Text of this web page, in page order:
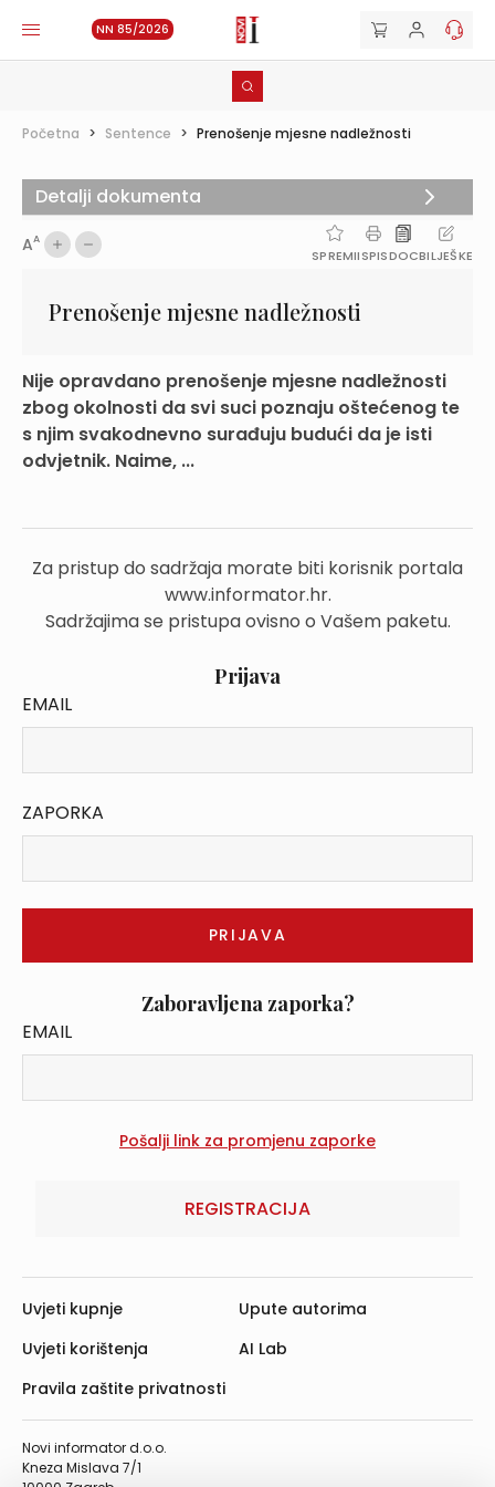
NN 85/2026
Početna > Sentence > Prenošenje mjesne nadležnosti
AA
SPREMIISPISDOCBILJEŠKE
Prenošenje mjesne nadležnosti
Nije opravdano prenošenje mjesne nadležnosti
zbog okolnosti da svi suci poznaju oštećenog te
s njim svakodnevno surađuju budući da je isti
odvjetnik. Naime, ...
Za pristup do sadržaja morate biti korisnik portala
www.informator.hr.
Sadržajima se pristupa ovisno o Vašem paketu.
Prijava
EMAIL
ZAPORKA
Zaboravljena zaporka?
EMAIL
REGISTRACIJA
Detalji dokumenta
Novi informator d.o.o.
Kneza Mislava 7/1
Uvjeti kupnje
Uvjeti korištenja
Pravila zaštite privatnosti
Upute autorima
AI Lab